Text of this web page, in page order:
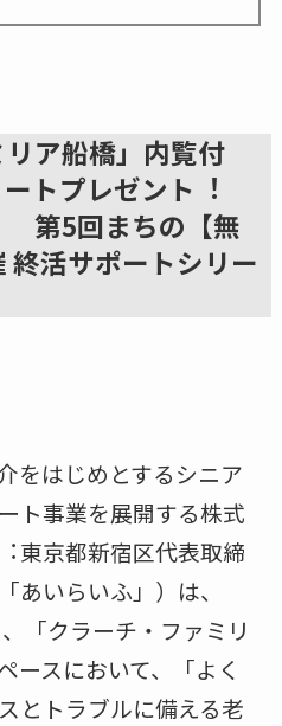
リア船橋」内覧付
トプレゼント︕
第5回まちの【無
終活サポートシリー
をはじめとするシニア
ト事業を展開する株式
東京都新宿区代表取締
あいらいふ」）は、
「クラーチ・ファミリ
ースにおいて、「よく
とトラブルに備える⽼